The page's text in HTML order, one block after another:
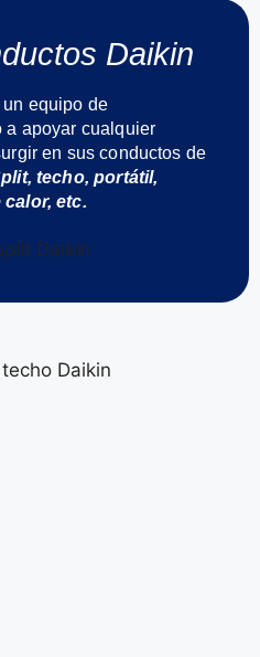
Daikin
equipo de
a apoyar cualquier
en sus conductos de
techo, portátil,
etc.